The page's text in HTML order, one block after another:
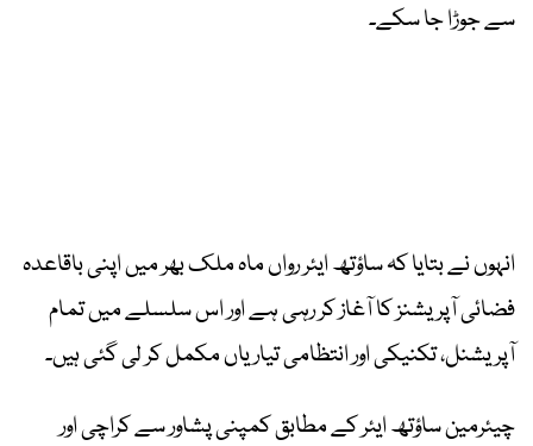
سے جوڑا جا سکے۔
انہوں نے بتایا کہ ساؤتھ ایئر رواں ماہ ملک بھر میں اپنی باقاعدہ
فضائی آپریشنز کا آغاز کر رہی ہے اور اس سلسلے میں تمام
آپریشنل، تکنیکی اور انتظامی تیاریاں مکمل کر لی گئی ہیں۔
چیئرمین ساؤتھ ایئر کے مطابق کمپنی پشاور سے کراچی اور